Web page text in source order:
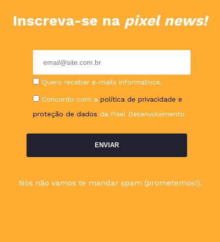
Inscreva-se na pixel news!
Quero receber e-mails informativos.
Concordo com apolítica de privacidade e
proteção de dados da Pixel Desenvolvimento
Nós não vamos te mandar spam (prometemos!).